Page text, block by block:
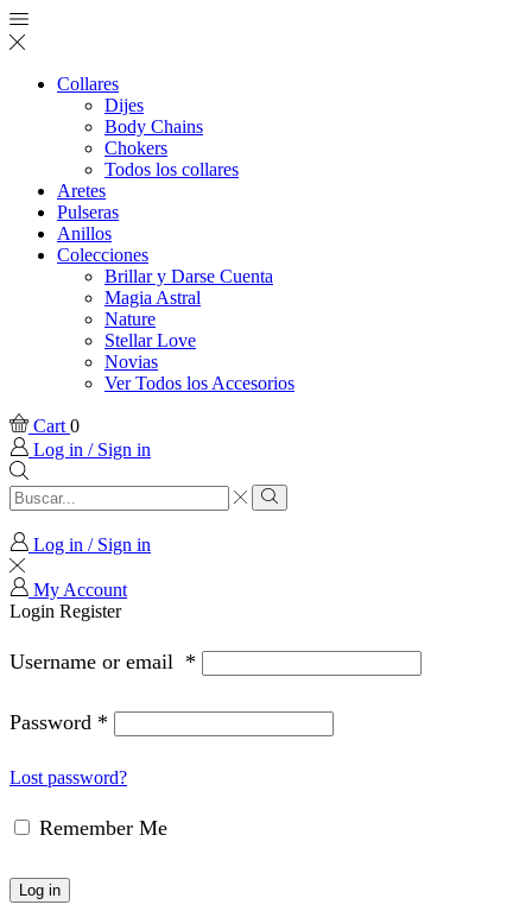
Collares
Dijes
Body Chains
Chokers
Todos los collares
Aretes
Pulseras
Anillos
Colecciones
Brillar y Darse Cuenta
Magia Astral
Nature
Stellar Love
Novias
Ver Todos los Accesorios
Cart 0
Log in / Sign in
Search
input
Search
Log in / Sign in
My Account
Login Register
Username or email *
Password *
Lost password?
Remember Me
Log in